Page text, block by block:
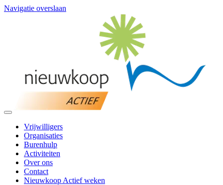
Navigatie overslaan
Vrijwilligers
Organisaties
Burenhulp
Activiteiten
Over ons
Contact
Nieuwkoop Actief weken